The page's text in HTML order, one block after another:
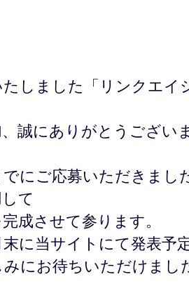
しました「リンクエイ
誠にありがとうござい
にご応募いただきまし
て
成させて参ります。
に当サイトにて発表予
みにお待ちいただけまし